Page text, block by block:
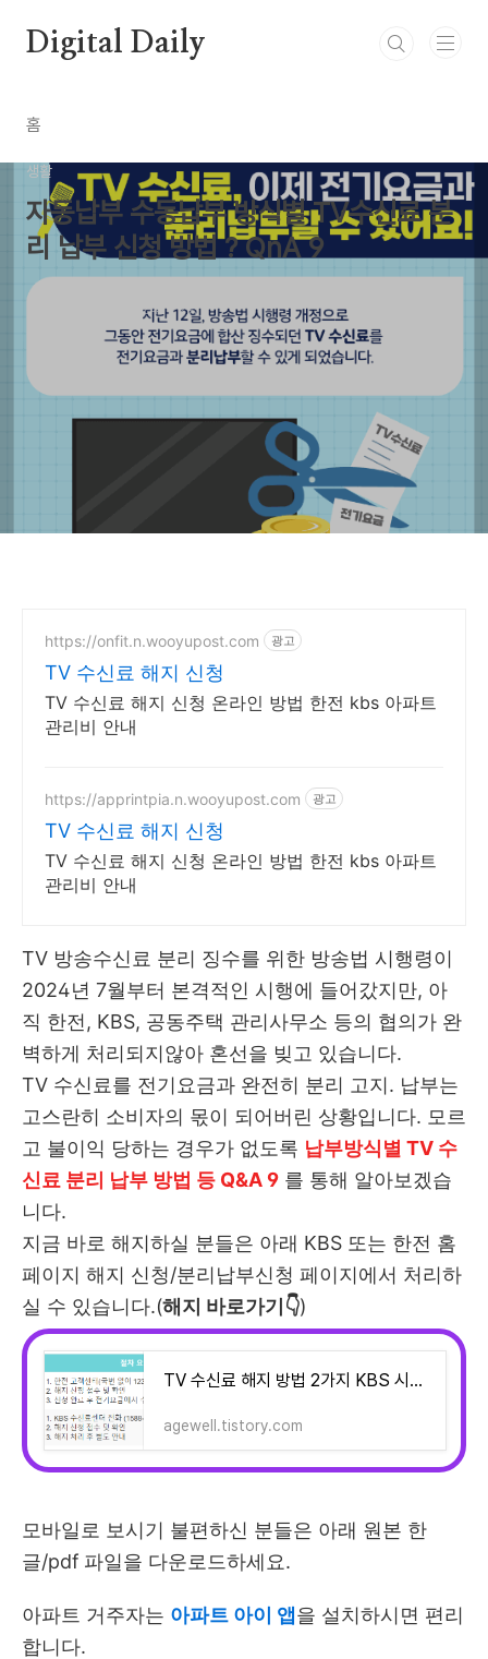
Digital Daily
홈
생활
자동납부 수동납부 방식별 TV수신료 분
리 납부 신청 방법 ? QnA 9
2024. 1. 29.
https://onfit.n.wooyupost.com 광고
TV 수신료 해지 신청
TV 수신료 해지 신청 온라인 방법 한전 kbs 아파트
관리비 안내
https://apprintpia.n.wooyupost.com 광고
TV 수신료 해지 신청
TV 수신료 해지 신청 온라인 방법 한전 kbs 아파트
관리비 안내
TV 방송수신료 분리 징수를 위한 방송법 시행령이
2024년 7월부터 본격적인 시행에 들어갔지만, 아
직 한전, KBS, 공동주택 관리사무소 등의 협의가 완
벽하게 처리되지않아 혼선을 빚고 있습니다.
TV 수신료를 전기요금과 완전히 분리 고지. 납부는
고스란히 소비자의 몫이 되어버린 상황입니다. 모르
고 불이익 당하는 경우가 없도록 납부방식별 TV 수
신료 분리 납부 방법 등 Q&A 9 를 통해 알아보겠습
니다.
지금 바로 해지하실 분들은 아래 KBS 또는 한전 홈
페이지 해지 신청/분리납부신청 페이지에서 처리하
실 수 있습니다.(해지 바로가기👇)
TV 수신료 해지 방법 2가지 KBS 시청료 해지 홈페이지 한전 분리납부 신청 홈페이지 바로가기
agewell.tistory.com
모바일로 보시기 불편하신 분들은 아래 원본 한
글/pdf 파일을 다운로드하세요.
아파트 거주자는 아파트 아이 앱 을 설치하시면 편리
합니다.